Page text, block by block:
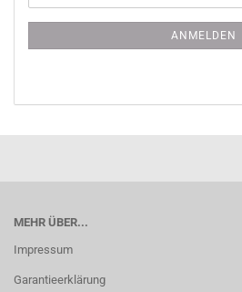
Mail
ANMELDEN
MEHR ÜBER...
Impressum
Garantieerklärung